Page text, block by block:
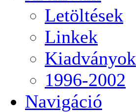
Letöltések
Linkek
Kiadványok
1996-2002
Navigáció